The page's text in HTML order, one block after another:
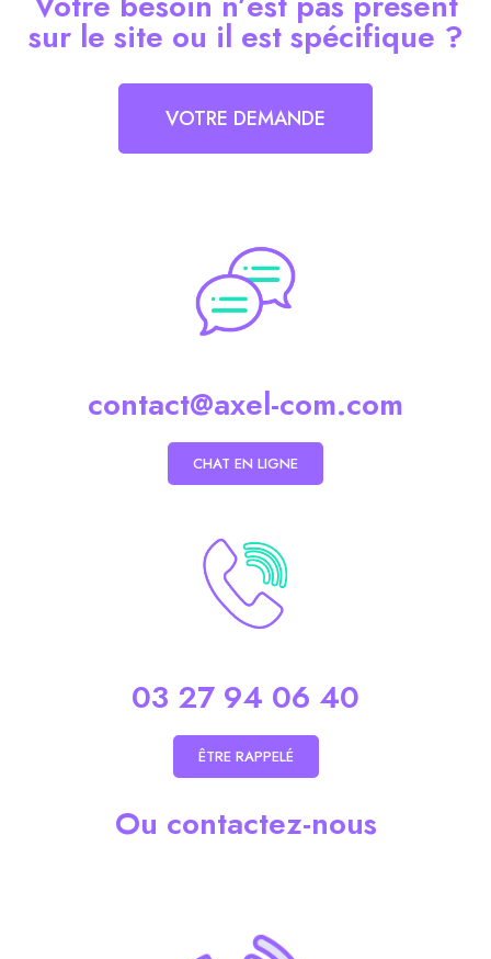
sur le site ou il est spécifique ?
VOTRE DEMANDE
contact@axel-com.com
CHAT EN LIGNE
03 27 94 06 40
ÊTRE RAPPELÉ
Ou contactez-nous